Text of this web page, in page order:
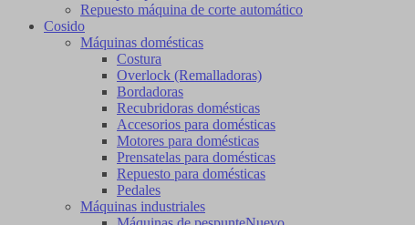
Repuesto máquina de corte automático
Cosido
Máquinas domésticas
Costura
Overlock (Remalladoras)
Bordadoras
Recubridoras domésticas
Accesorios para domésticas
Motores para domésticas
Prensatelas para domésticas
Repuesto para domésticas
Pedales
Máquinas industriales